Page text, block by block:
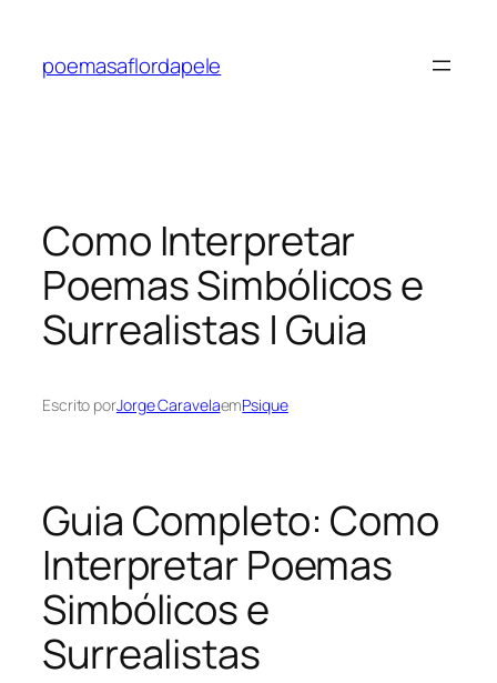
poemasaflordapele
Como Interpretar
Poemas Simbólicos e
Surrealistas | Guia
Escrito porJorge CaravelaemPsique
Guia Completo: Como
Interpretar Poemas
Simbólicos e
Surrealistas